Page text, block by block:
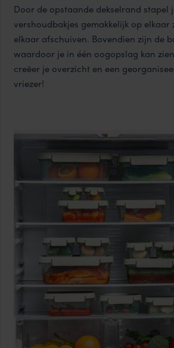
Door de opstaande dekselrand stapel
vershoudbakjes gemakkelijk op elkaar
elkaar afschuiven. Bovendien zijn de
waardoor je in één oogopslag kan
creëer je overzicht en een
vriezer!